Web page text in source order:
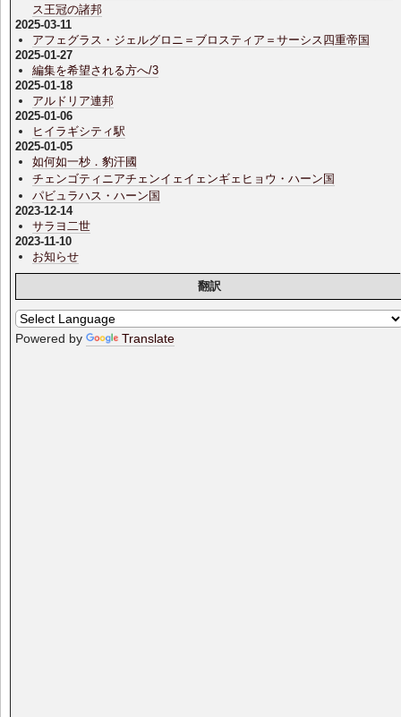
ス王冠の諸邦
2025-03-11
アフェグラス・ジェルグロニ＝ブロスティア＝サーシス四重帝国
2025-01-27
編集を希望される方へ/3
2025-01-18
アルドリア連邦
2025-01-06
ヒイラギシティ駅
2025-01-05
如何如一杪．豹汗國
チェンゴティニアチェンイェイェンギェヒョウ・ハーン国
パビュラハス・ハーン国
2023-12-14
サラヨ二世
2023-11-10
お知らせ
翻訳
Powered by Translate